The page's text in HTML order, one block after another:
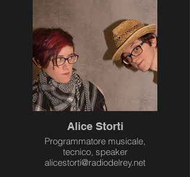
Alice Storti
Programmatore musicale,
tecnico, speaker
alicestorti@radiodelrey.net